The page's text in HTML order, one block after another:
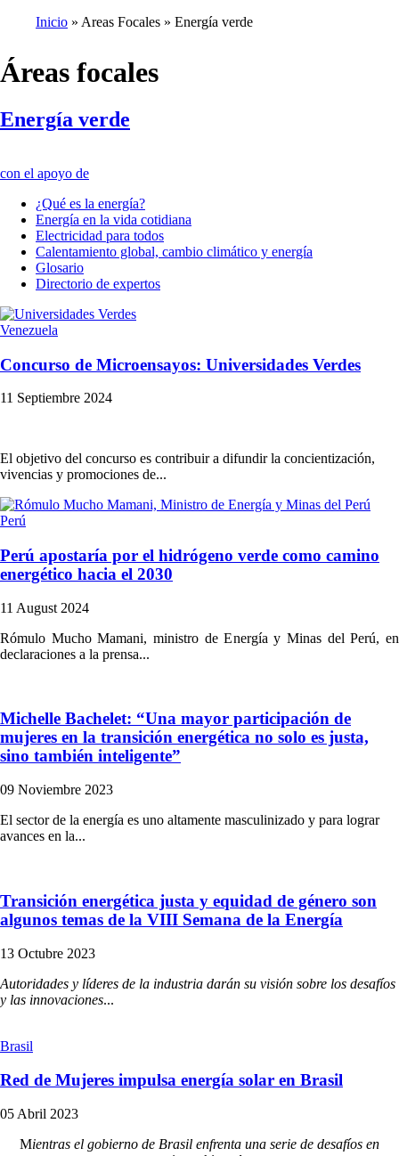
de
Inicio Areas Focales Energía verde
Áreas focales
Energía verde
con el apoyo de
¿Qué es la energía?
Energía en la vida cotidiana
Electricidad para todos
Calentamiento global, cambio climático y energía
Glosario
Directorio de expertos
Venezuela
Concurso de Microensayos: Universidades Verdes
11 Septiembre 2024
El objetivo del concurso es contribuir a difundir la concientización,
vivencias y promociones de...
Perú
Perú apostaría por el hidrógeno verde como camino
energético hacia el 2030
11 August 2024
Rómulo Mucho Mamani, ministro de Energía y Minas del Perú, en
declaraciones a la prensa...
Michelle Bachelet: “Una mayor participación de
mujeres en la transición energética no solo es justa,
sino también inteligente”
09 Noviembre 2023
El sector de la energía es uno altamente masculinizado y para lograr
avances en la...
Transición energética justa y equidad de género son
algunos temas de la VIII Semana de la Energía
13 Octubre 2023
Autoridades y líderes de la industria darán su visión sobre los desafíos
y las innovaciones...
Brasil
Red de Mujeres impulsa energía solar en Brasil
05 Abril 2023
Mientras el gobierno de Brasil enfrenta una serie de desafíos en